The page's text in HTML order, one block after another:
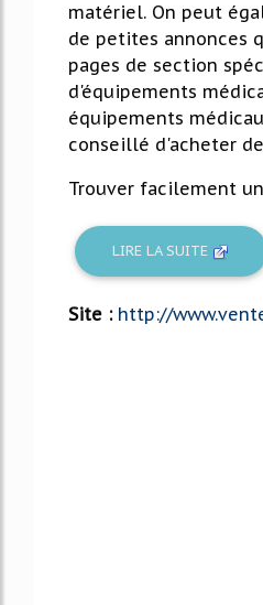
matériel. On peut
de petites annonces
pages de section
d'équipements
équipements
conseillé d'acheter
Trouver facilement
LIRE LA SUITE
Site : http://